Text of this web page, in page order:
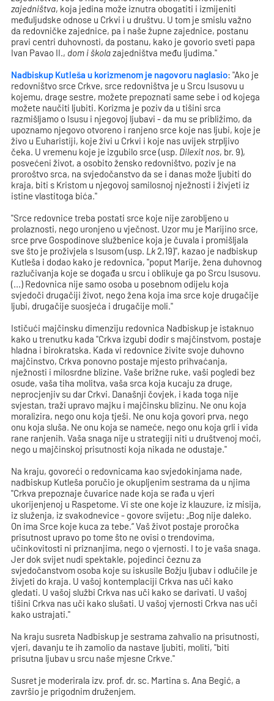
zajedništva, koja jedina može iznutra obogatiti i izmijeniti
međuljudske odnose u Crkvi i u društvu. U tom je smislu važno
da redovničke zajednice, pa i naše župne zajednice, postanu
pravi centri duhovnosti, da postanu, kako je govorio sveti papa
Ivan Pavao II., dom i školazajedništva među ljudima."
Nadbiskup Kutleša u korizmenom je nagovoru naglasio: "Ako je
redovništvo srce Crkve, srce redovništva je u Srcu Isusovu u
kojemu, drage sestre, možete prepoznati same sebe i od kojega
možete naučiti ljubiti. Korizma je poziv da u tišini srca
razmišljamo o Isusu i njegovoj ljubavi - da mu se približimo, da
upoznamo njegovo otvoreno i ranjeno srce koje nas ljubi, koje je
živo u Euharistiji, koje živi u Crkvi i koje nas uvijek strpljivo
čeka. U vremenu koje je izgubilo srce (usp. Dilexit nos, br. 9),
posvećeni život, a osobito žensko redovništvo, poziv je na
proroštvo srca, na svjedočanstvo da se i danas može ljubiti do
kraja, biti s Kristom u njegovoj samilosnoj nježnosti i živjeti iz
istine vlastitoga bića."
"Srce redovnice treba postati srce koje nije zarobljeno u
prolaznosti, nego uronjeno u vječnost. Uzor mu je Marijino srce,
srce prve Gospodinove službenice koja je čuvala i promišljala
sve što je proživjela s Isusom (usp. Lk 2,19)", kazao je nadbiskup
Kutleša i dodao kako je redovnica, "poput Marije, žena duhovnog
razlučivanja koje se događa u srcu i oblikuje ga po Srcu Isusovu.
(...) Redovnica nije samo osoba u posebnom odijelu koja
svjedoči drugačiji život, nego žena koja ima srce koje drugačije
ljubi, drugačije suosjeća i drugačije moli."
Ističući majčinsku dimenziju redovnica Nadbiskup je istaknuo
kako u trenutku kada "Crkva izgubi dodir s majčinstvom, postaje
hladna i birokratska. Kada vi redovnice živite svoje duhovno
majčinstvo, Crkva ponovno postaje mjesto prihvaćanja,
nježnosti i milosrdne blizine. Vaše brižne ruke, vaši pogledi bez
osude, vaša tiha molitva, vaša srca koja kucaju za druge,
neprocjenjiv su dar Crkvi. Današnji čovjek, i kada toga nije
svjestan, traži upravo majku i majčinsku blizinu. Ne onu koja
moralizira, nego onu koja tješi. Ne onu koja govori prva, nego
onu koja sluša. Ne onu koja se nameće, nego onu koja grli i vida
rane ranjenih. Vaša snaga nije u strategiji niti u društvenoj moći,
nego u majčinskoj prisutnosti koja nikada ne odustaje."
Na kraju, govoreći o redovnicama kao svjedokinjama nade,
nadbiskup Kutleša poručio je okupljenim sestrama da u njima
"Crkva prepoznaje čuvarice nade koja se rađa u vjeri
ukorijenjenoj u Raspetome. Vi ste one koje iz klauzure, iz misija,
iz služenja, iz svakodnevice - govore svijetu: „Bog nije daleko.
On ima Srce koje kuca za tebe.“ Vaš život postaje proročka
prisutnost upravo po tome što ne ovisi o trendovima,
učinkovitosti ni priznanjima, nego o vjernosti. I to je vaša snaga.
Jer dok svijet nudi spektakle, pojedinci čeznu za
svjedočanstvom osoba koje su iskusile Božju ljubav i odlučile je
živjeti do kraja. U vašoj kontemplaciji Crkva nas uči kako
gledati. U vašoj službi Crkva nas uči kako se darivati. U vašoj
tišini Crkva nas uči kako slušati. U vašoj vjernosti Crkva nas uči
kako ustrajati."
Na kraju susreta Nadbiskup je sestrama zahvalio na prisutnosti,
vjeri, davanju te ih zamolio da nastave ljubiti, moliti, "biti
prisutna ljubav u srcu naše mjesne Crkve."
Susret je moderirala izv. prof. dr. sc. Martina s. Ana Begić, a
završio je prigodnim druženjem.